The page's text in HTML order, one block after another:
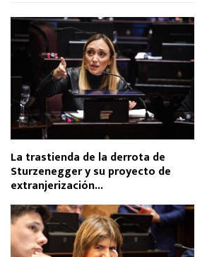
La trastienda de la derrota de
Sturzenegger y su proyecto de
extranjerización...